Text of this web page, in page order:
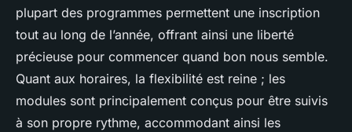
plupart des programmes permettent une inscription
tout au long de l’année, offrant ainsi une liberté
précieuse pour commencer quand bon nous semble.
Quant aux horaires, la flexibilité est reine ; les
modules sont principalement conçus pour être suivis
à son propre rythme, accommodant ainsi les